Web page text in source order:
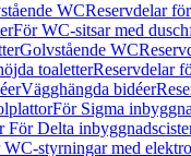
WCReservdelar
För WC-sitsar med
Golvstående WC
toaletterReservdelar
Vägghängda bidéer
För Sigma
För Delta
WC-styrningar med